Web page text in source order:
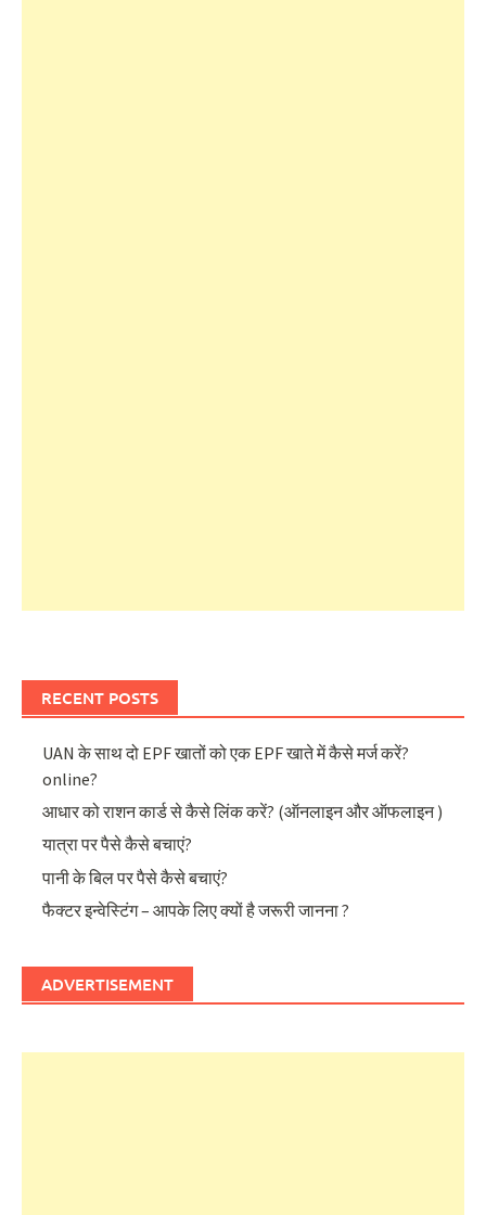
RECENT POSTS
UAN के साथ दो EPF खातों को एक EPF खाते में कैसे मर्ज करें?
online?
आधार को राशन कार्ड से कैसे लिंक करें? (ऑनलाइन और ऑफलाइन )
यात्रा पर पैसे कैसे बचाएं?
पानी के बिल पर पैसे कैसे बचाएं?
फैक्टर इन्वेस्टिंग – आपके लिए क्यों है जरूरी जानना ?
ADVERTISEMENT